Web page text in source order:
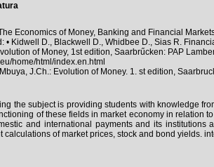
Economics of Money, Banking and Financial
• Kidwell D., Blackwell D., Whidbee D., Sias R.
of Money, 1st edition, Saarbrűcken: PAP
home/html/index.en.html
J.Ch.: Evolution of Money. 1. st edition,
the subject is providing students with knowledge
of these fields in market economy in relation
and international payments and its
calculations of market prices, stock and bond yields.